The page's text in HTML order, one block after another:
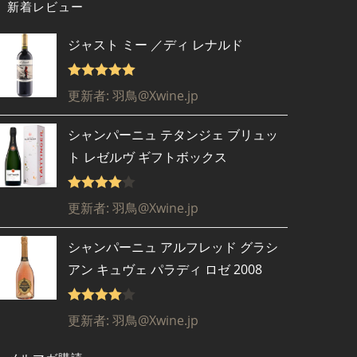
新着レビュー
ジャスト ミー ／ディ レナルド
5段階で5
更新者: 羽鳥@Xwine.jp
シャンパーニュ テタンジェ ブリュッ
ト レゼルヴ ギフトボックス
5段階で
更新者: 羽鳥@Xwine.jp
シャンパーニュ アルフレッド グラシ
アン キュヴェ パラディ ロゼ 2008
5段階で
更新者: 羽鳥@Xwine.jp